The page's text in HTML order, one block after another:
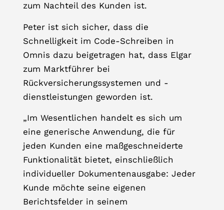
zum Nachteil des Kunden ist.
Peter ist sich sicher, dass die
Schnelligkeit im Code-Schreiben in
Omnis dazu beigetragen hat, dass Elgar
zum Marktführer bei
Rückversicherungssystemen und -
dienstleistungen geworden ist.
„Im Wesentlichen handelt es sich um
eine generische Anwendung, die für
jeden Kunden eine maßgeschneiderte
Funktionalität bietet, einschließlich
individueller Dokumentenausgabe: Jeder
Kunde möchte seine eigenen
Berichtsfelder in seinem